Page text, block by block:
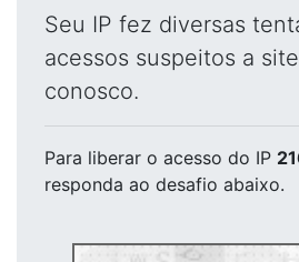
Seu IP fez diversas
acessos suspeitos a
conosco.
Para liberar o acesso do IP
responda ao desafio abaixo.